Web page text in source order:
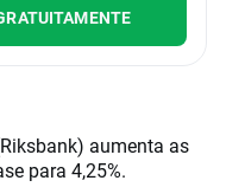
aumenta as
para 4,25%.